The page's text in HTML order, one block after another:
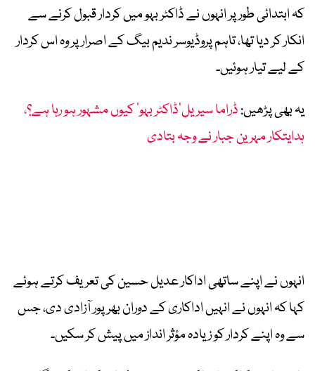
کہ ابتدائی طور پر انہوں نے ڈاکٹر بہو میں کردار قبول کرنے سے
انکار کر دیا تھا، تاہم پروڈیوسر ندیم بیگ کے اصرار پر وہ اس کردار
کے لیے تیار ہوئیں۔
یہ بھی پڑھیں:ڈراما سیریل’ڈاکٹر بہو‘ کیوں مشہور ہو رہا ہے؟،
ہدایتکار مہرین جبار نے وجہ بتادی
انہوں نے اپنے ساتھی اداکار عدیل حسین کی تعریف کرتے ہوئے
کہا کہ انہوں نے انہیں اداکاری کے دوران بھرپور آزادی دی، جس
سے وہ اپنے کردار کو زیادہ مؤثر انداز میں پیش کر سکیں۔